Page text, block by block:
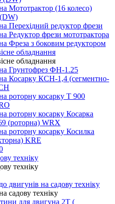
Мототрактор (16 колесо)
Перехідний редуктор фрези
Редуктор фрези мототрактора
Фреза з боковим редуктором
обладнання
обладнання
Грунтофрез ФН-1.25
Косарку КСН-1,4 (сегментно-
роторну косарку T 900
роторну косарку Косарка
(роторна) WRX
роторну косарку Косилка
KRE
техніку
техніку
двигунів на садову техніку
садову техніку
для двигуна 2Т (